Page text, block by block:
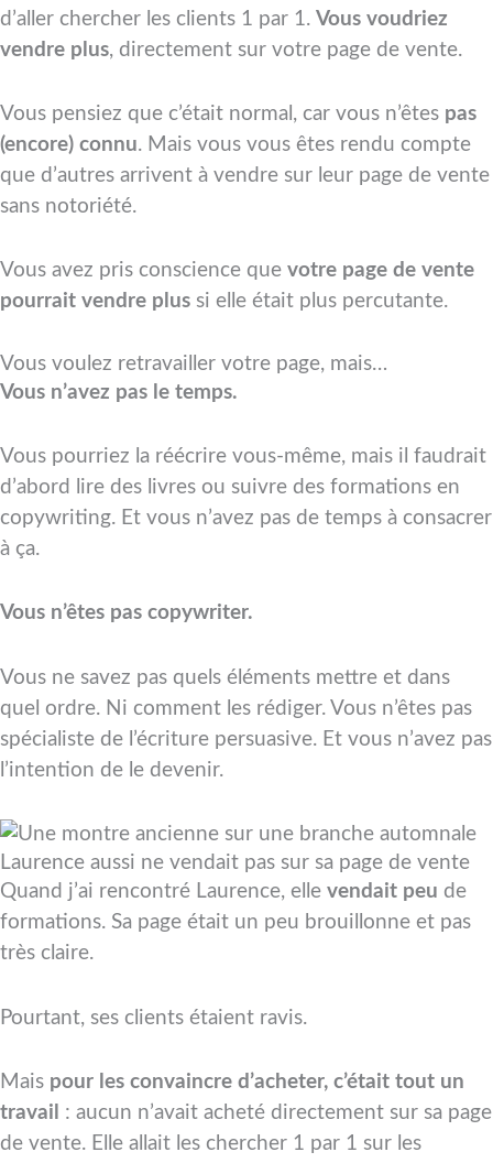
d’aller chercher les clients 1 par 1. Vous voudriez
vendre plus, directement sur votre page de vente.
Vous pensiez que c’était normal, car vous n’êtes pas
(encore) connu. Mais vous vous êtes rendu compte
que d’autres arrivent à vendre sur leur page de vente
sans notoriété.
Vous avez pris conscience que votre page de vente
pourrait vendre plus si elle était plus percutante.
Vous voulez retravailler votre page, mais…
Vous n’avez pas le temps.
Vous pourriez la réécrire vous-même, mais il faudrait
d’abord lire des livres ou suivre des formations en
copywriting. Et vous n’avez pas de temps à consacrer
à ça.
Vous n’êtes pas copywriter.
Vous ne savez pas quels éléments mettre et dans
quel ordre. Ni comment les rédiger. Vous n’êtes pas
spécialiste de l’écriture persuasive. Et vous n’avez pas
l’intention de le devenir.
Laurence aussi ne vendait pas sur sa page de vente
Quand j’ai rencontré Laurence, elle vendait peu de
formations. Sa page était un peu brouillonne et pas
très claire.
Pourtant, ses clients étaient ravis.
Mais pour les convaincre d’acheter, c’était tout un
travail
: aucun n’avait acheté directement sur sa page
de vente. Elle allait les chercher 1 par 1 sur les